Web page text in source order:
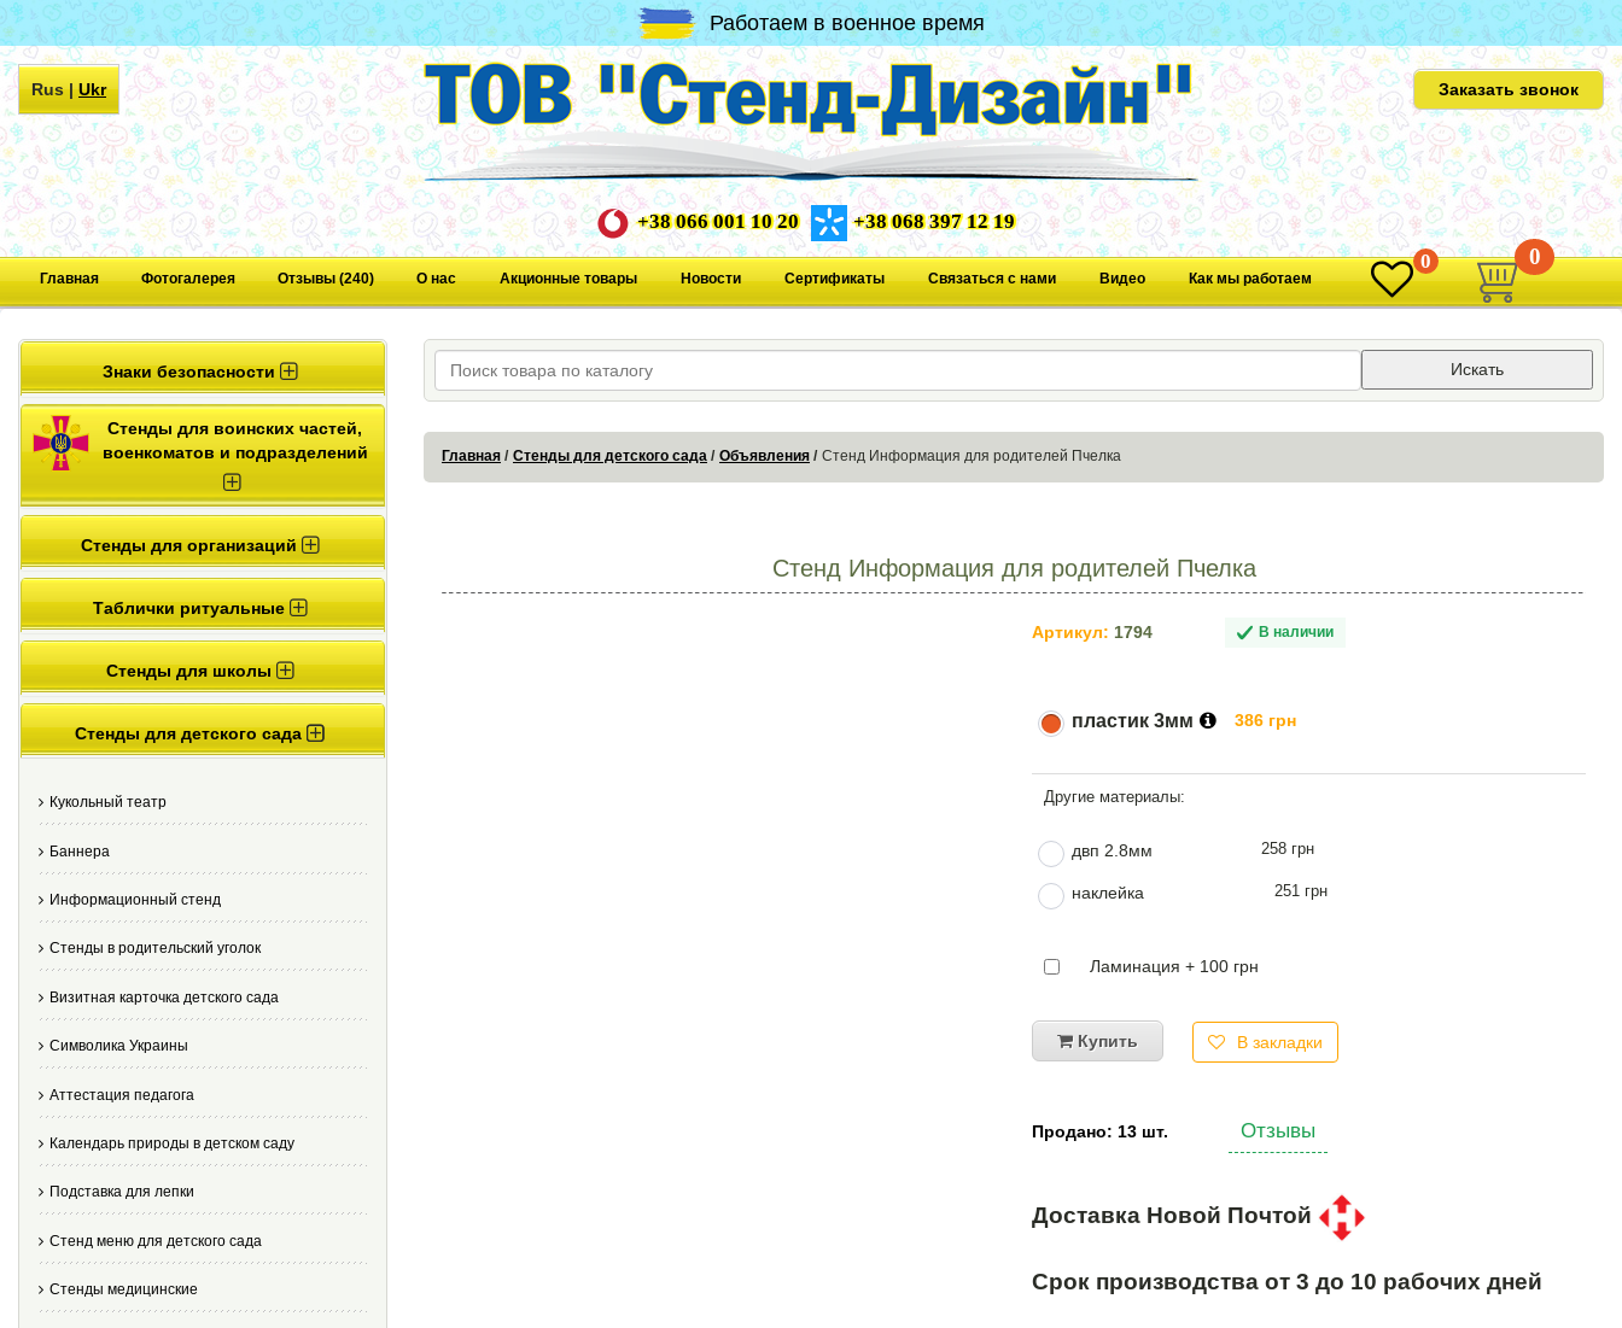
Работаем в военное время
Rus|Ukr Заказать звонок
+38 066 001 10 20 +38 068 397 12 19
Главная Фотогалерея Отзывы (240) О нас Акционные товары Новости Сертификаты Связаться с нами Видео Как мы работаем
0 0
Знаки безопасности
Стенды для воинских частей,
военкоматов и подразделений
Стенды для организаций
Таблички ритуальные
Стенды для школы
Стенды для детского сада
Кукольный театр
Баннера
Информационный стенд
Стенды в родительский уголок
Визитная карточка детского сада
Cимволика Украины
Аттестация педагога
Календарь природы в детском саду
Подставка для лепки
Стенд меню для детского сада
Стенды медицинские
Искать
Главная Стенды для детского сада Объявления Стенд Информация для родителей Пчелка
Стенд Информация для родителей Пчелка
Артикул: 1794 В наличии
пластик 3мм 386 грн
двп 2.8мм 258 грн
наклейка 251 грн
Ламинация + 100 грн
Купить В закладки
Продано: 13 шт. Отзывы
Доставка Новой Почтой
Срок производства от 3 до 10 рабочих дней